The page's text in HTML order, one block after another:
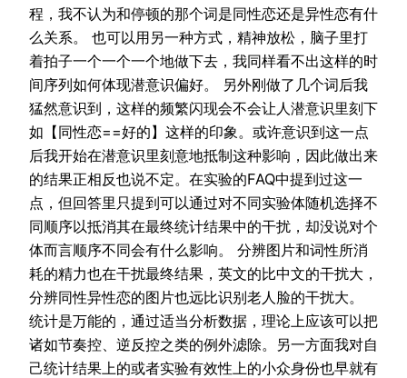
程，我不认为和停顿的那个词是同性恋还是异性恋有什
么关系。 也可以用另一种方式，精神放松，脑子里打
着拍子一个一个一个地做下去，我同样看不出这样的时
间序列如何体现潜意识偏好。 另外刚做了几个词后我
猛然意识到，这样的频繁闪现会不会让人潜意识里刻下
如【同性恋==好的】这样的印象。或许意识到这一点
后我开始在潜意识里刻意地抵制这种影响，因此做出来
的结果正相反也说不定。在实验的FAQ中提到过这一
点，但回答里只提到可以通过对不同实验体随机选择不
同顺序以抵消其在最终统计结果中的干扰，却没说对个
体而言顺序不同会有什么影响。 分辨图片和词性所消
耗的精力也在干扰最终结果，英文的比中文的干扰大，
分辨同性异性恋的图片也远比识别老人脸的干扰大。
统计是万能的，通过适当分析数据，理论上应该可以把
诸如节奏控、逆反控之类的例外滤除。另一方面我对自
己统计结果上的或者实验有效性上的小众身份也早就有